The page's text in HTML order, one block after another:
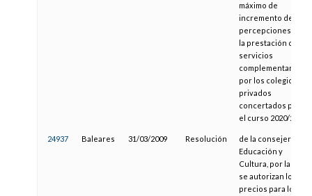
máximo de
incremento de las
percepciones por
la prestación de
servicios
complementarios
por los colegios
privados
concertados para
el curso 2020/2021
24937 Baleares 31/03/2009 Resolución
de la consejera de
Educación y
Cultura, por la cual
se autorizan los
precios para los